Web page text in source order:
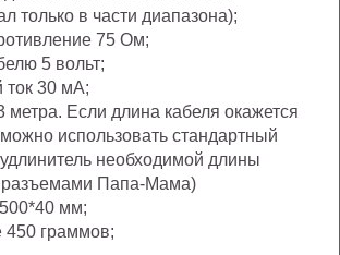
только в части диапазона);
75 Ом;
5 вольт;
30 мА;
метра. Если длина кабеля окажется
использовать стандартный
необходимой длины
разъемами Папа-Мама)
мм;
450 граммов;